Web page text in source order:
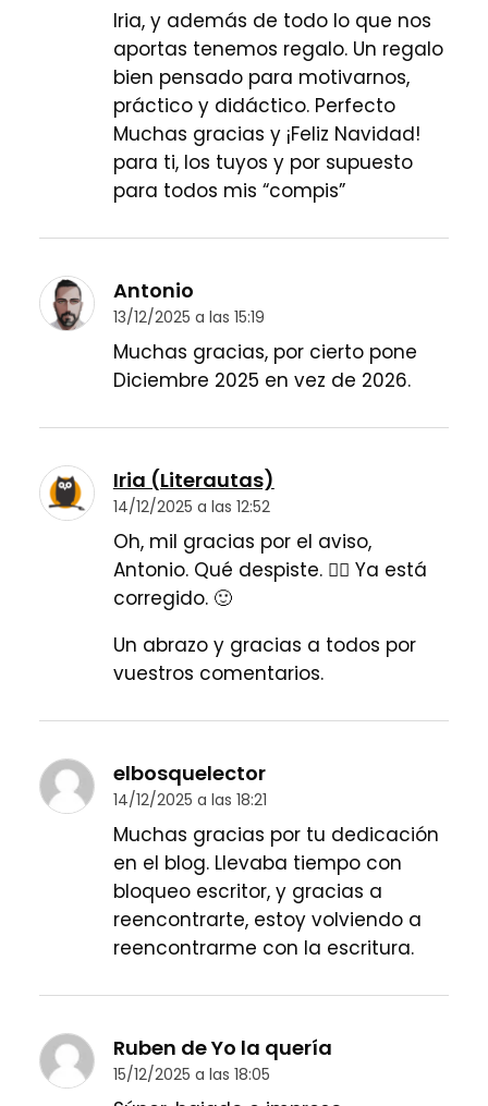
Iria, y además de todo lo que nos
aportas tenemos regalo. Un regalo
bien pensado para motivarnos,
práctico y didáctico. Perfecto
Muchas gracias y ¡Feliz Navidad!
para ti, los tuyos y por supuesto
para todos mis “compis”
Antonio
13/12/2025 a las 15:19
Muchas gracias, por cierto pone
Diciembre 2025 en vez de 2026.
Iria (Literautas)
14/12/2025 a las 12:52
Oh, mil gracias por el aviso,
Antonio. Qué despiste. 🤦‍♀️ Ya está
corregido. 🙂
Un abrazo y gracias a todos por
vuestros comentarios.
elbosquelector
14/12/2025 a las 18:21
Muchas gracias por tu dedicación
en el blog. Llevaba tiempo con
bloqueo escritor, y gracias a
reencontrarte, estoy volviendo a
reencontrarme con la escritura.
Ruben de Yo la quería
15/12/2025 a las 18:05